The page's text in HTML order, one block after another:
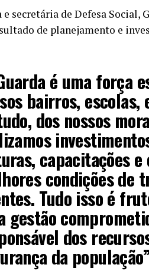
secretária de Defesa Social,
de planejamento e
é uma força
bairros,
dos nossos
capacitações
condições de
Tudo isso é
gestão
dos
da